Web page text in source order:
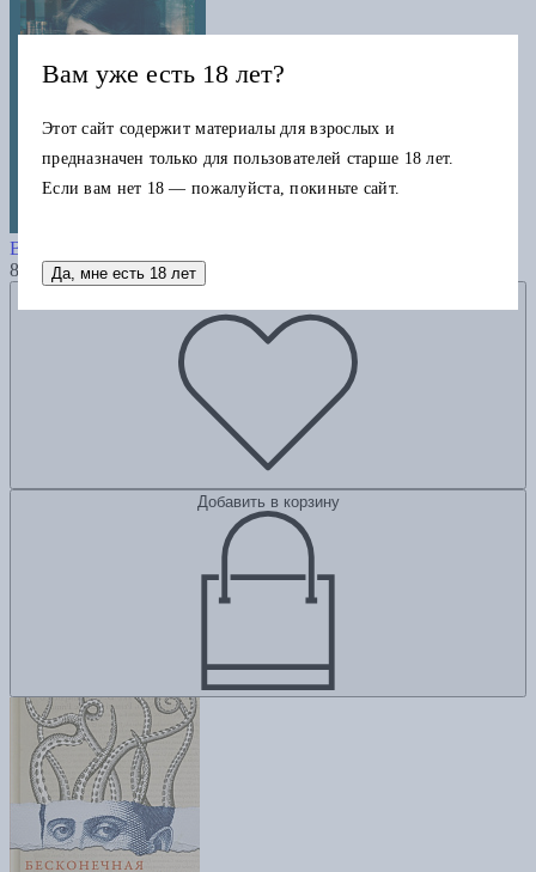
Вулф В.
830
Добавить в корзину
Вам уже есть 18 лет?
Этот сайт содержит материалы для взрослых и
предназначен только для пользователей старше 18 лет.
Если вам нет 18 — пожалуйста, покиньте сайт.
Да, мне есть 18 лет